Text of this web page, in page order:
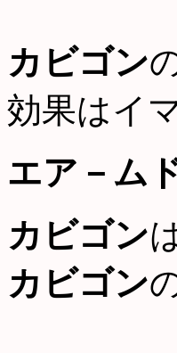
カビゴン
効果はイ
エア－ム
カビゴン
カビゴン